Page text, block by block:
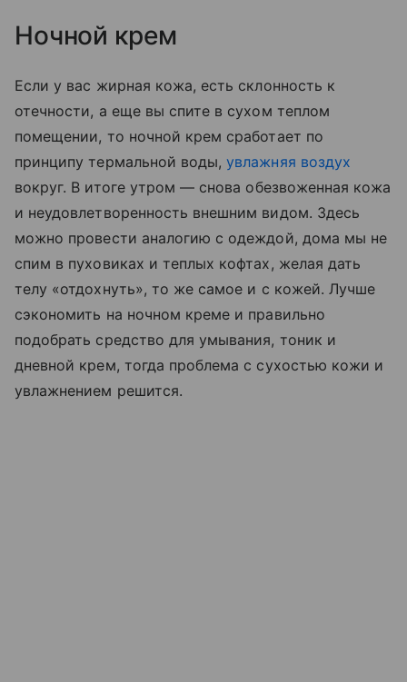
Ночной крем
Если у вас жирная кожа, есть склонность к
отечности, а еще вы спите в сухом теплом
помещении, то ночной крем сработает по
принципу термальной воды,увлажняя воздух
вокруг. В итоге утром— снова обезвоженная кожа
и неудовлетворенность внешним видом. Здесь
можно провести аналогию с одеждой, дома мы не
спим в пуховиках и теплых кофтах, желая дать
телу «отдохнуть», то же самое и с кожей. Лучше
сэкономить на ночном креме и правильно
подобрать средство для умывания, тоник и
дневной крем, тогда проблема с сухостью кожи и
увлажнением решится.